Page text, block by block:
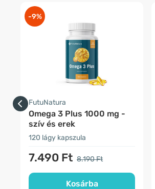
-9%
FutuNatura
Omega 3 Plus 1000 mg -
szív és erek
120 lágy kapszula
7.490 Ft 8.190 Ft
Kosárba